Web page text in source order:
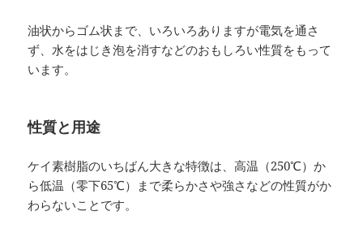
油状からゴム状まで、いろいろありますが電気を通さ
ず、水をはじき泡を消すなどのおもしろい性質をもって
います。
性質と用途
ケイ素樹脂のいちばん大きな特徴は、高温（250℃）か
ら低温（零下65℃）まで柔らかさや強さなどの性質がか
わらないことです。